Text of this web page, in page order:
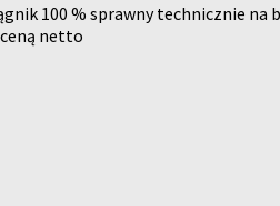
100 % sprawny technicznie
netto